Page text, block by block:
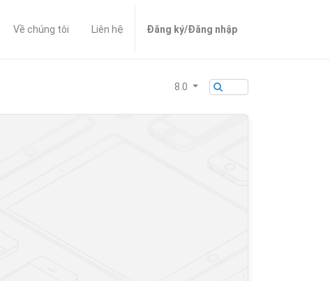
Về chúng tôi Liên hệ Đăng ký/Đăng nhập
8.0